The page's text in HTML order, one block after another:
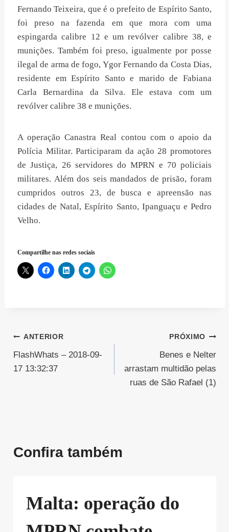
Fernando Teixeira, que é o prefeito de Espírito Santo,
foi preso na fazenda em que mora com uma
espingarda calibre 12 e um revólver calibre 38, e
munições. Também foi preso, igualmente por posse
ilegal de arma de fogo, Ygor Fernando da Costa Dias,
residente em Espírito Santo e marido de Fabiana
Carla Bernardina da Silva. Ele estava com um
revólver calibre 38 e munições.
A operação Canastra Real contou com o apoio da
Polícia Militar. Participaram da ação 28 promotores
de Justiça, 26 servidores do MPRN e 70 policiais
militares. Além dos seis mandados de prisão, foram
cumpridos outros 23, de busca e apreensão nas
cidades de Natal, Espírito Santo, Ipanguaçu e Pedro
Velho.
Compartilhe nas redes sociais
Navegação
de
ANTERIOR
FlashWhats – 2018-09-
17 13:32:37
PRÓXIMO
Benes e Nelter
arrastam multidão pelas
ruas de São Rafael (1)
Confira também
Malta: operação do